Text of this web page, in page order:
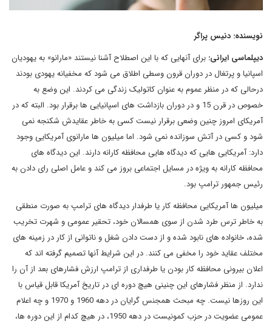
نویسنده: دنیس پراگر
دیپلماسی ایرانی: برای آنهایی که با این اصطلاح آشنا نیستند «مارانو» به یهودیان
اسپانیا و پرتغال در دوران قرون وسطی اطلاق می شود که مخفیانه یهودی بودند
درحالی که در منظر عموم به عنوان کاتولیک زندگی می کردند. این وضع به
خصوص در قرن 15 و در دوران بازداشت های اسپانیایی ها برقرار بود. البته که در
آمریکای امروز چنین وضعی برقرار نیست کسی به خاطر عقایدش شکنجه نمی
شود و کسی در آتش سوزانده نمی شود. اما میلیون ها مارانوی آمریکایی وجود
دارد: آمریکایی هایی که دیدگاه هایی محافظه کارانه دارند. این دیدگاه های
محافظه کارانه به ویژه در مسایل اجتماعی بروز می کند و عامل اصلی رای دادن به
رئیس جمهور ترامپ بود.
میلیون ها آمریکایی محافظه کار یا طرفدار دیدگاه های ترامپ به صورت منطقی
به خاطر ترس طرد شدن از سوی همسالان خود، تحقیر عمومی و شهرت تخریب
شده، خانواده های نابود شده و از دست دادن شغل و ناتوانی از کار در زمینه های
مختلف عقاید خود را مخفی می کنند. در این شرایط آنها تصمیم گرفته اند که
اعلان بیرونی محافظه کار بودن یا طرفداری از ترامپ ارزش فشارهای بعد از آن را
ندارد. از منظر فشارهای این چنینی هیچ دوره ای در تاریخ آمریکا قابل قیاس با
این روزها نیست. چه مبحث همجنس گرایان در دهه 1960 و 1970 و چه اعلام
عمومی عضویت در حزب کمونیست در دهه 1950، در هیچ کدام از این دوره ها،